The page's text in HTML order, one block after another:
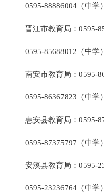
0595-88886004（
晋江市教育局：0595-
0595-85688012（中
南安市教育局：0595-
0595-86367823（中
惠安县教育局：0595-
0595-87375797（
安溪县教育局：0595-
0595-23236764（中